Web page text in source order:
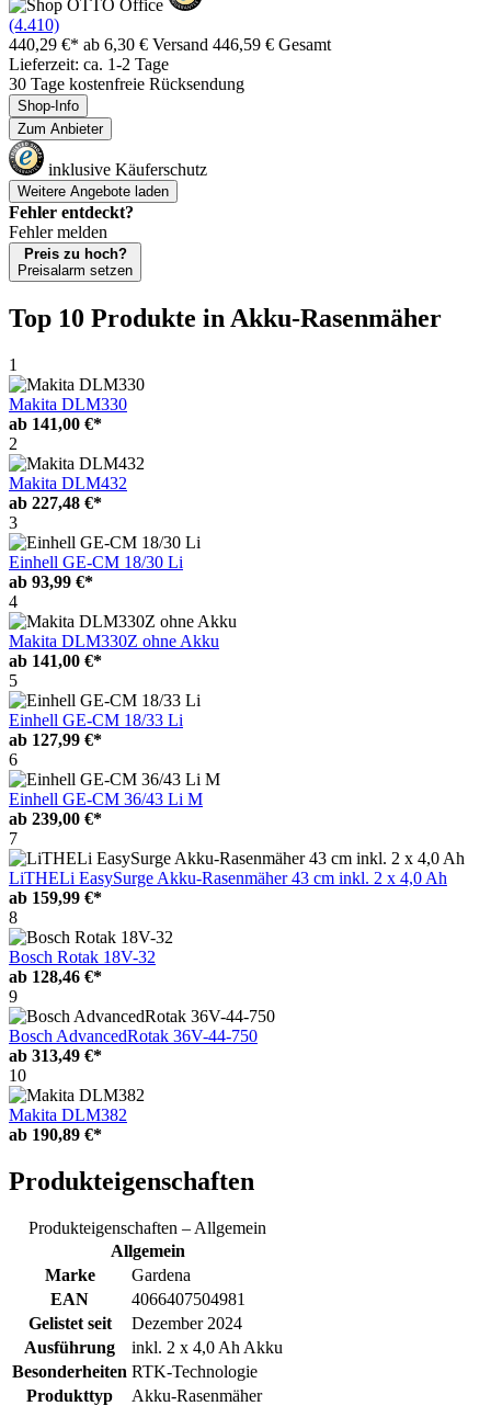
(4.410)
440,29 €* ab 6,30 € Versand 446,59 € Gesamt
Lieferzeit: ca. 1-2 Tage
30 Tage kostenfreie Rücksendung
Shop-Info
Zum Anbieter
inklusive Käuferschutz
Weitere Angebote laden
Fehler entdeckt?
Fehler melden
Preis zu hoch?
Preisalarm setzen
Top 10 Produkte in Akku-Rasenmäher
1
Makita DLM330
ab 141,00 €*
2
Makita DLM432
ab 227,48 €*
3
Einhell GE-CM 18/30 Li
ab 93,99 €*
4
Makita DLM330Z ohne Akku
ab 141,00 €*
5
Einhell GE-CM 18/33 Li
ab 127,99 €*
6
Einhell GE-CM 36/43 Li M
ab 239,00 €*
7
LiTHELi EasySurge Akku-Rasenmäher 43 cm inkl. 2 x 4,0 Ah
ab 159,99 €*
8
Bosch Rotak 18V-32
ab 128,46 €*
9
Bosch AdvancedRotak 36V-44-750
ab 313,49 €*
10
Makita DLM382
ab 190,89 €*
Produkteigenschaften
Produkteigenschaften – Allgemein
Allgemein
Marke
Gardena
EAN
4066407504981
Gelistet seit
Dezember 2024
Ausführung
inkl. 2 x 4,0 Ah Akku
Besonderheiten RTK-Technologie
Produkttyp
Akku-Rasenmäher